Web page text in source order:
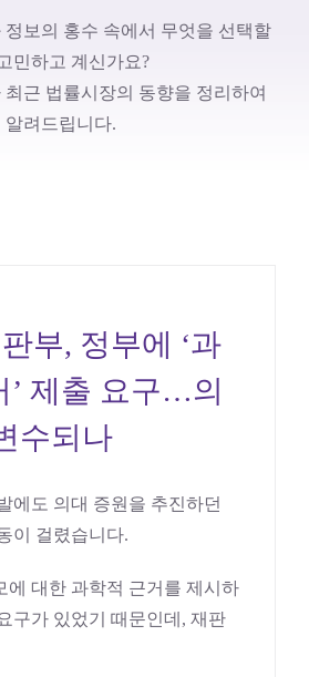
보의 홍수 속에서 무엇을 선택할
민하고 계신가요?
근 법률시장의 동향을 정리하여
알려드립니다.
원 변수되나
의료
부, 정부에 ‘과
’ 제출 요구…의
수되나
에도 의대 증원을 추진하던
이 걸렸습니다.
에 대한 과학적 근거를 제시하
구가 있었기 때문인데, 재판